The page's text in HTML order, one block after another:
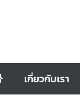
เกี่ยวกับเรา